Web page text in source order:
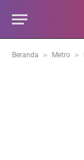
Beranda » Metro »